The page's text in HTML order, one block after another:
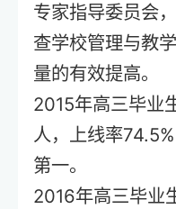
专家指导委员会
查学校管理与教
量的有效提高。
2015年高三毕业
人，上线率
第一。
2016年高三毕业